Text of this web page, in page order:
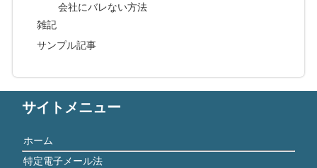
会社にバレない方法
雑記
サンプル記事
サイトメニュー
ホーム
特定電子メール法